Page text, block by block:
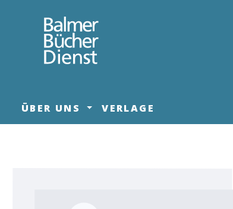
Zur Hauptnavigation springen
ÜBER UNS VERLAGE